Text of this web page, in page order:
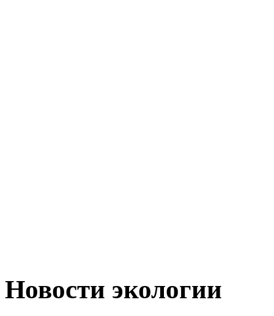
Новости экологии